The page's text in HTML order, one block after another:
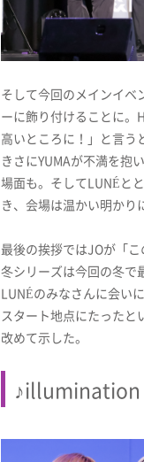
そして今回のメインイベ
ーに飾り付けることに。
高いところに！」と言う
きさにYUMAが不満を抱
場面も。そしてLUNÉと
き、会場は温かい明かり
最後の挨拶ではJOが「
冬シリーズは今回の冬で
LUNÉのみなさんに会い
スタート地点にたったと
改めて示した。
♪illumination